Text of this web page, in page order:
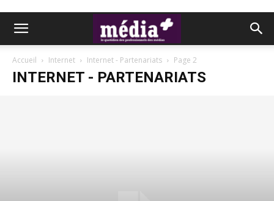
Accueil Internet Internet - Partenariats Page 2
INTERNET - PARTENARIATS